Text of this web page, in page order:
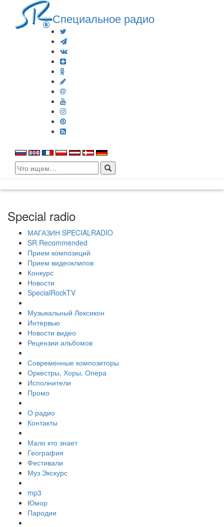
Специальное радио
Search
for:
Special radio
МАГАЗИН SPECIALRADIO
SR Recommended
Прием композиций
Прием видеоклипов
Конкурс
Новости
SpecialRockTV
Музыкальный Лексикон
Интервью
Новости видео
Рецензии альбомов
Современные композиторы
Оркестры, Хоры, Опера
Исполнители
Промо
О радио
Контакты
Мало кто знает
География
Фестивали
Муз Экскурс
mp3
Юмор
Пародии